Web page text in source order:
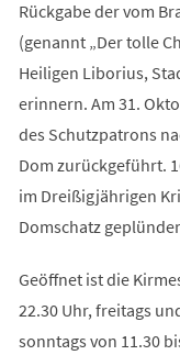
Rückgabe der vom
(genannt „Der tolle
Heiligen Liborius,
erinnern. Am 31.
des Schutzpatrons
Dom zurückgeführt.
im Dreißigjährigen
Domschatz
Geöffnet ist die
22.30 Uhr, freitags
sonntags von 11.30